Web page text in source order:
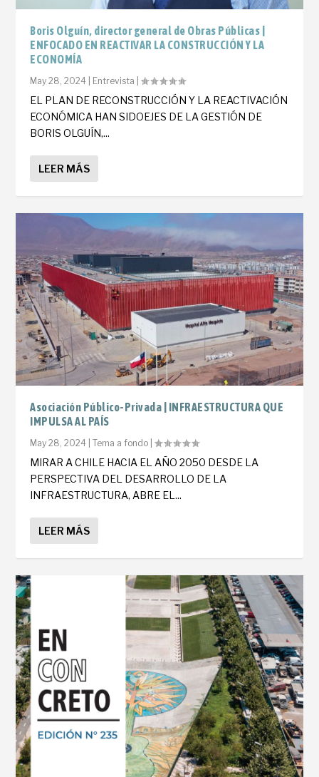
Boris Olguín, director general de Obras Públicas |
ENFOCADO EN REACTIVAR LA CONSTRUCCIÓN Y LA
ECONOMÍA
May 28, 2024 Entrevista |
EL PLAN DE RECONSTRUCCIÓN Y LA REACTIVACIÓN
ECONÓMICA HAN SIDOEJES DE LA GESTIÓN DE
BORIS OLGUÍN,...
LEER MÁS
Asociación Público-Privada | INFRAESTRUCTURA QUE
IMPULSA AL PAÍS
May 28, 2024 |Tema a fondo |
MIRAR A CHILE HACIA EL AÑO 2050 DESDE LA
PERSPECTIVA DEL DESARROLLO DE LA
INFRAESTRUCTURA, ABRE EL...
LEER MÁS